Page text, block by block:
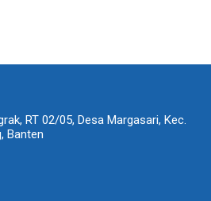
RT 02/05, Desa Margasari, Kec.
Banten